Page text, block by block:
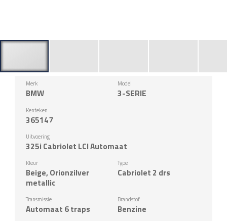
Merk
BMW
Model
3-SERIE
Kenteken
365147
Uitvoering
325i Cabriolet LCI Automaat
Kleur
Beige, Orionzilver
metallic
Type
Cabriolet 2 drs
Transmissie
Automaat 6 traps
Brandstof
Benzine